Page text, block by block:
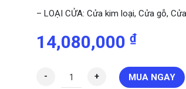
– LOẠI CỬA: Cửa kim loại, Cửa gỗ,
14,080,000 ₫
- + MUA NGAY